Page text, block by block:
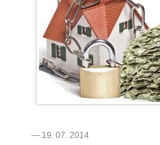
— 19. 07. 2014